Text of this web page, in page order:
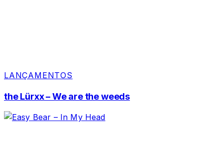
LANÇAMENTOS
the Lürxx – We are the weeds